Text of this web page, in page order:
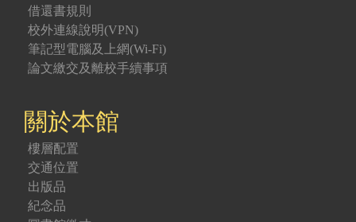
借還書規則
校外連線說明(VPN)
筆記型電腦及上網(Wi-Fi)
論文繳交及離校手續事項
關於本館
樓層配置
交通位置
出版品
紀念品